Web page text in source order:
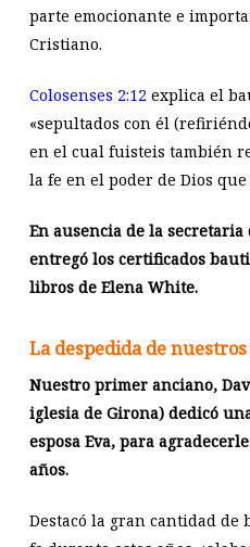
parte emocionante e
Cristiano.
Colosenses 2:12 explica el
«sepultados con él
en el cual fuisteis también
la fe en el poder de Dios
En ausencia de la
entregó los certificados
libros de Elena White.
La despedida de
Nuestro primer anciano,
iglesia de Girona) dedicó
esposa Eva, para
años.
Destacó la gran cantidad de